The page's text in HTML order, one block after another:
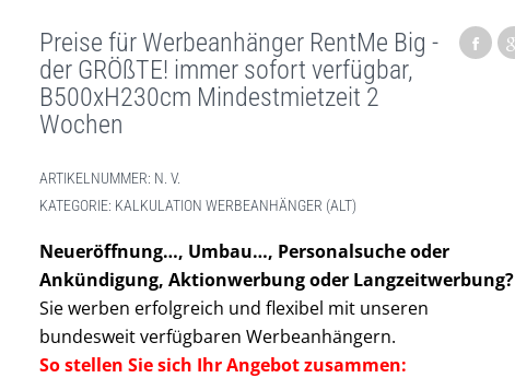
Preise für Werbeanhänger RentMe Big -
der GRÖßTE! immer sofort verfügbar,
B500xH230cm Mindestmietzeit 2
Wochen
ARTIKELNUMMER: N. V.
KATEGORIE: KALKULATION WERBEANHÄNGER (ALT)
Neueröffnung…, Umbau…, Personalsuche oder
Ankündigung, Aktionwerbung oder Langzeitwerbung?
Sie werben erfolgreich und flexibel mit unseren
bundesweit verfügbaren Werbeanhängern.
So stellen Sie sich Ihr Angebot zusammen: